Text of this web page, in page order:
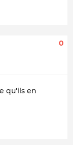
0
qu'ils en